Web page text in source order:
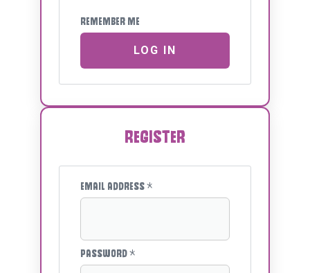
Remember me
LOG IN
Register
Email address*
Password*